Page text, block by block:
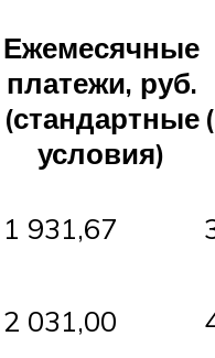
Ежемесячные
платежи, руб.
(стандартные
условия)
1 931,67
2 031,00